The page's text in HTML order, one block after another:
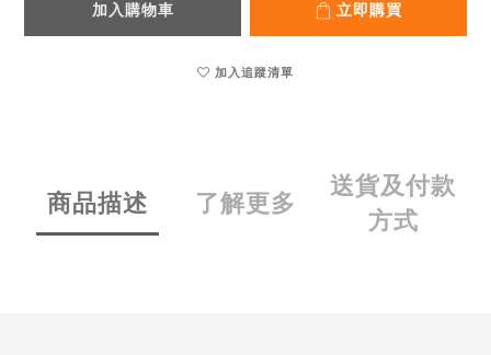
加入購物車 立即購買
加入追蹤清單
商品描述 了解更多
送貨及付款
方式